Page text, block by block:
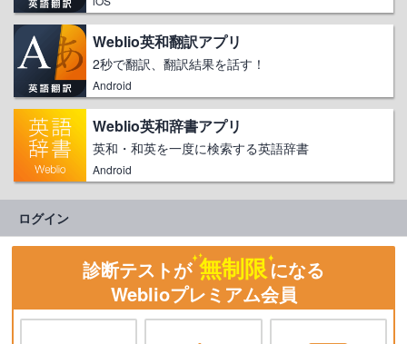
Weblio英和翻訳アプリ
2秒で翻訳、翻訳結果を話す！
Android
Weblio英和辞書アプリ
英和・和英を一度に検索する英語辞書
Android
ログイン
診断テストが 無制限になる
Weblioプレミアム会員